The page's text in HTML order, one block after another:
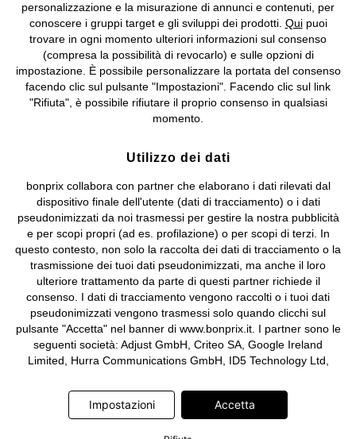
© 2026 bonprix.
Tutti i diritti riservati.
bonprix S.r.l. con socio unico, sede legale: via Adua 33 - 13855
Valdengo (BI) C.F. 01510910027 - P.I. 01939830020, Reg. Imprese di
Biella n. 01510910027, R.E.A. BI - 171345, N. Reg. Pile:
IT09060P00000858, N. Reg. AEE: IT08020000002105 Capitale
Sociale: euro 1.000.000 i.v, Società soggetta all'attività di direzione
e coordinamento di bonprix Beteiligungs -Verwaltungsgesellschaft
personalizzazione e la misurazione di annunci e contenuti, per
conoscere i gruppi target e gli sviluppi dei prodotti. Quipuoi
trovare in ogni momento ulteriori informazioni sul consenso
(compresa la possibilità di revocarlo) e sulle opzioni di
impostazione. È possibile personalizzare la portata del consenso
facendo clic sul pulsante "Impostazioni". Facendo clic sul link
"Rifiuta", è possibile rifiutare il proprio consenso in qualsiasi
momento.
Utilizzo dei dati
bonprix collabora con partner che elaborano i dati rilevati dal
dispositivo finale dell'utente (dati di tracciamento) o i dati
pseudonimizzati da noi trasmessi per gestire la nostra pubblicità
e per scopi propri (ad es. profilazione) o per scopi di terzi. In
questo contesto, non solo la raccolta dei dati di tracciamento o la
trasmissione dei tuoi dati pseudonimizzati, ma anche il loro
ulteriore trattamento da parte di questi partner richiede il
consenso. I dati di tracciamento vengono raccolti o i tuoi dati
pseudonimizzati vengono trasmessi solo quando clicchi sul
pulsante "Accetta" nel banner di www.bonprix.it. I partner sono le
seguenti società: Adjust GmbH, Criteo SA, Google Ireland
Limited, Hurra Communications GmbH, ID5 Technology Ltd,
Limited, Pinterest Europe Limited, RTB-House GmbH, TikTok
Information Technologies UK Limited. Ulteriori informazioni sul
Impostazioni Accetta